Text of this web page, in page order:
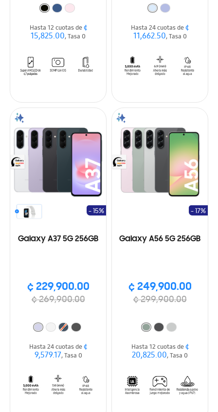
Hasta 12 cuotas de¢
15,825.00, Tasa 0
Hasta 24 cuotas de¢
11,662.50, Tasa 0
Galaxy A37 5G 256GB
¢ 229,900.00
¢ 269,900.00
- 15%
Hasta 24 cuotas de¢
9,579.17, Tasa 0
Galaxy A56 5G 256GB
¢ 249,900.00
¢ 299,900.00
- 17%
Hasta 12 cuotas de¢
20,825.00, Tasa 0